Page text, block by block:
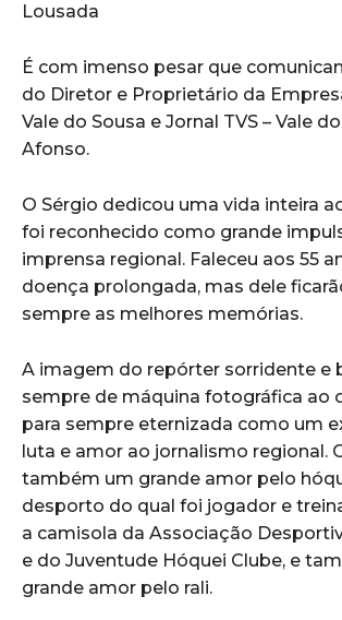
Lousada
É com imenso pesar que
do Diretor e Proprietário da
Vale do Sousa e Jornal TVS – Vale
Afonso.
O Sérgio dedicou uma vida inteira
foi reconhecido como grande
imprensa regional. Faleceu aos 55
doença prolongada, mas dele
sempre as melhores memórias.
A imagem do repórter sorridente e
sempre de máquina fotográfica ao
para sempre eternizada como um
luta e amor ao jornalismo regional.
também um grande amor pelo
desporto do qual foi jogador e
a camisola da Associação
e do Juventude Hóquei Clube, e
grande amor pelo rali.